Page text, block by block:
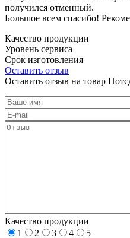
получился отменный.
Большое всем спасибо!
Качество продукции
Уровень сервиса
Срок изготовления
Оставить отзыв
Оставить отзыв на товар
Качество продукции
1
2 3 4
5